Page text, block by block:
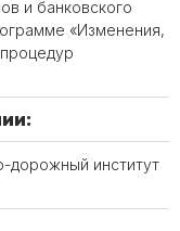
и банковского
«Изменения,
дорожный институт